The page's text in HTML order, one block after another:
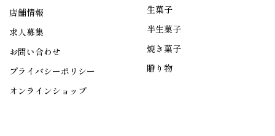
店舗情報
求人募集
お問い合わせ
プライバシーポリシー
オンラインショップ
生菓子
半生菓子
焼き菓子
贈り物